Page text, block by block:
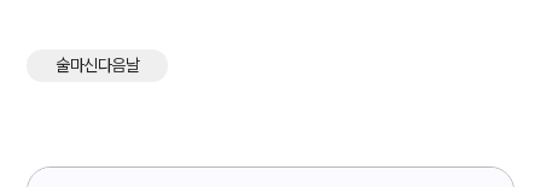
술마신다음날